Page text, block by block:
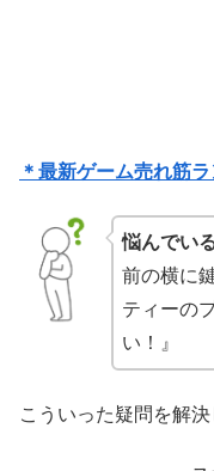
＊最新ゲーム売れ筋ラ
悩んでい
前の横に
ティーの
い！』
こういった疑問を解決